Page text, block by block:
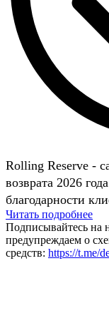
Rolling Reserve -
возврата 2026
благодарности
Читать подробнее
Подписывайтесь на
предупреждаем о
средств: https://t.me/